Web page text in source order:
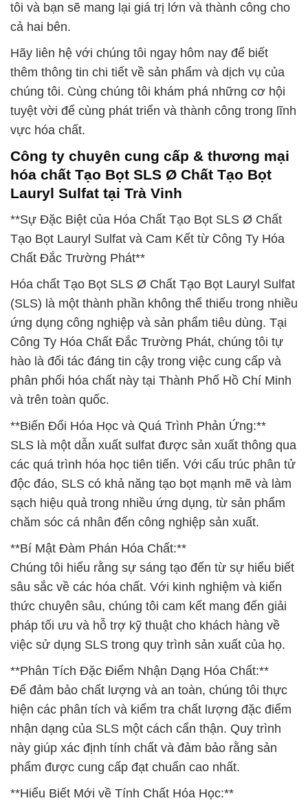
tôi và bạn sẽ mang lại giá trị lớn và thành công cho
cả hai bên.
Hãy liên hệ với chúng tôi ngay hôm nay để biết
thêm thông tin chi tiết về sản phẩm và dịch vụ của
chúng tôi. Cùng chúng tôi khám phá những cơ hội
tuyệt vời để cùng phát triển và thành công trong lĩnh
vực hóa chất.
Công ty chuyên cung cấp & thương mại
hóa chất Tạo Bọt SLS Ø Chất Tạo Bọt
Lauryl Sulfat tại Trà Vinh
**Sự Đặc Biệt của Hóa Chất Tạo Bọt SLS Ø Chất
Tạo Bọt Lauryl Sulfat và Cam Kết từ Công Ty Hóa
Chất Đắc Trường Phát**
Hóa chất Tạo Bọt SLS Ø Chất Tạo Bọt Lauryl Sulfat
(SLS) là một thành phần không thể thiếu trong nhiều
ứng dụng công nghiệp và sản phẩm tiêu dùng. Tại
Công Ty Hóa Chất Đắc Trường Phát, chúng tôi tự
hào là đối tác đáng tin cậy trong việc cung cấp và
phân phối hóa chất này tại Thành Phố Hồ Chí Minh
và trên toàn quốc.
**Biến Đổi Hóa Học và Quá Trình Phản Ứng:**
SLS là một dẫn xuất sulfat được sản xuất thông qua
các quá trình hóa học tiên tiến. Với cấu trúc phân tử
độc đáo, SLS có khả năng tạo bọt mạnh mẽ và làm
sạch hiệu quả trong nhiều ứng dụng, từ sản phẩm
chăm sóc cá nhân đến công nghiệp sản xuất.
**Bí Mật Đàm Phán Hóa Chất:**
Chúng tôi hiểu rằng sự sáng tạo đến từ sự hiểu biết
sâu sắc về các hóa chất. Với kinh nghiệm và kiến
thức chuyên sâu, chúng tôi cam kết mang đến giải
pháp tối ưu và hỗ trợ kỹ thuật cho khách hàng về
việc sử dụng SLS trong quy trình sản xuất của họ.
**Phân Tích Đặc Điểm Nhận Dạng Hóa Chất:**
Để đảm bảo chất lượng và an toàn, chúng tôi thực
hiện các phân tích và kiểm tra chất lượng đặc điểm
nhận dạng của SLS một cách cẩn thận. Quy trình
này giúp xác định tính chất và đảm bảo rằng sản
phẩm được cung cấp đạt chuẩn cao nhất.
**Hiểu Biết Mới về Tính Chất Hóa Học:**